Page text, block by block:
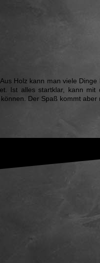
Holz kann man viele
Ist alles startklar, kann mit
Der Spaß kommt aber